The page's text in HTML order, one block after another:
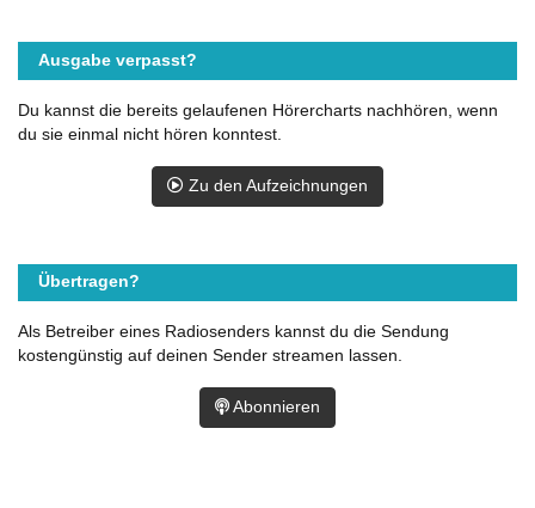
Ausgabe verpasst?
Du kannst die bereits gelaufenen Hörercharts nachhören, wenn
du sie einmal nicht hören konntest.
Zu den Aufzeichnungen
Übertragen?
Als Betreiber eines Radiosenders kannst du die Sendung
kostengünstig auf deinen Sender streamen lassen.
Abonnieren